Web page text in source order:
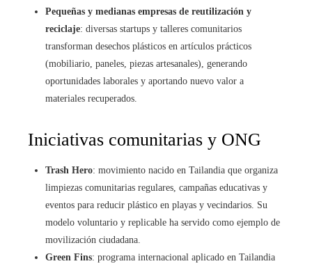
Pequeñas y medianas empresas de reutilización y
reciclaje: diversas startups y talleres comunitarios
transforman desechos plásticos en artículos prácticos
(mobiliario, paneles, piezas artesanales), generando
oportunidades laborales y aportando nuevo valor a
materiales recuperados.
Iniciativas comunitarias y ONG
Trash Hero: movimiento nacido en Tailandia que organiza
limpiezas comunitarias regulares, campañas educativas y
eventos para reducir plástico en playas y vecindarios. Su
modelo voluntario y replicable ha servido como ejemplo de
movilización ciudadana.
Green Fins: programa internacional aplicado en Tailandia